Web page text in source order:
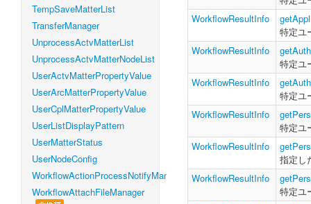
TempSaveMatterList
TransferManager
UnprocessActvMatterList
UnprocessActvMatterNodeList
UserActvMatterPropertyValue
UserArcMatterPropertyValue
UserCplMatterPropertyValue
UserListDisplayPattern
UserMatterStatus
UserNodeConfig
WorkflowActionProcessNotifyManager
WorkflowAttachFileManager
WorkflowResultInfo
特定ユ
WorkflowResultInfo
特定ユ
WorkflowResultInfo
特定ユ
WorkflowResultInfo
特定ユ
WorkflowResultInfo
指定し
WorkflowResultInfo
特定ユ